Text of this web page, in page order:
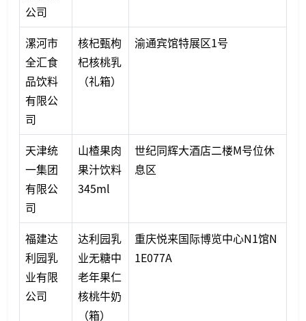
公司
漯河市
全汇食
品饮料
有限公
司
核杞甄枸
杞核桃乳
（礼箱）
渝通宾馆特展区1号
天津统
一集团
有限公
司
山楂果肉
果汁饮料
345ml
世纪同辉大酒店二楼M号位休
息区
福建达
利园乳
业有限
公司
达利园乳
业无糖中
老年果仁
核桃牛奶
（箱）
重庆悦来国际博览中心N1馆N
1E077A